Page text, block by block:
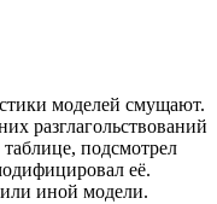
моделей смущают.
разглагольствований
подсмотрел
её.
иной модели.